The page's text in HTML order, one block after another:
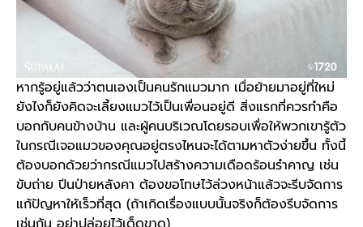
หากรู้อยู่แล้วว่าตนเองเป็นคนรักแมวมาก เมื่อย้ายมาอยู่ที่ใหม่
ยังไงก็ยังคิดจะเลี้ยงแมวไว้เป็นเพื่อนอยู่ดี สิ่งแรกที่ควรทำคือ
บอกกับคนข้างบ้าน และผู้คนบริเวณโดยรอบเพื่อให้พวกเขารู้ตัว
ในกรณีเจอแมวของคุณอยู่ตรงไหนจะได้ตามหาตัวง่ายขึ้น ทั้งนี้
ต้องบอกด้วยว่ากรณีแมวไปสร้างความเดือดร้อนรำคาญ เช่น
ขับถ่าย ปีนป่ายหลังคา ต้องขอโทษไว้ล่วงหน้าแล้วจะรีบจัดการ
แก้ปัญหาให้เร็วที่สุด (ถ้าเกิดเรื่องแบบนั้นจริงก็ต้องรีบจัดการ